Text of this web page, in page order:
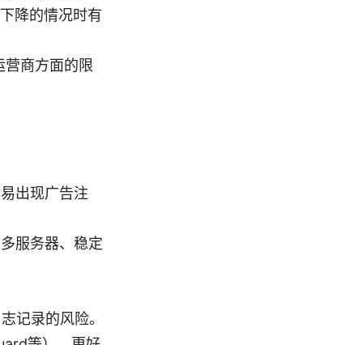
降的情况时有
营商方面的限
出现广告注
服务器、稳定
记录的风险。